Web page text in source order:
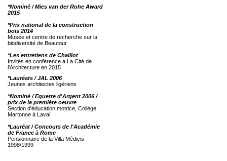
*Nominé / Mies van der Rohe Award
2015
*Prix national de la construction
bois 2014
Musée et centre de recherche sur la
biodiversité de Beautour
*Les entretiens de Chaillot
Invités en conférence à La Cité de
l'Architecture en 2015
*Lauréats / JAL 2006
Jeunes architectes ligériens
*Nominé / Equerre d'Argent 2006 /
prix de la première oeuvre
Section d'éducation motrice, Collège
Martonne à Laval
*Lauréat / Concours de l'Académie
de France à Rome
Pensionnaire de la Villa Médicis
1998/1999